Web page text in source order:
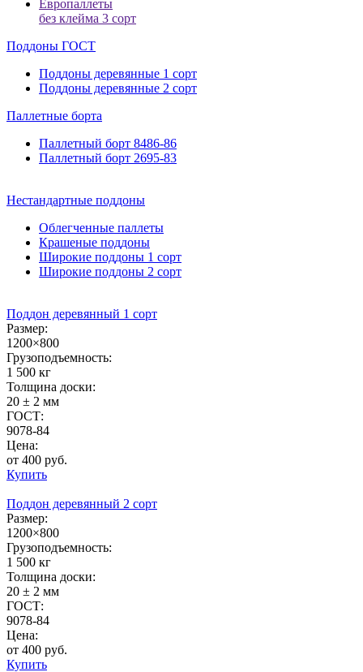
Европаллеты
без клейма 3 сорт
Поддоны ГОСТ
Поддоны деревянные 1 сорт
Поддоны деревянные 2 сорт
Паллетные борта
Паллетный борт 8486-86
Паллетный борт 2695-83
Нестандартные поддоны
Облегченные паллеты
Крашеные поддоны
Широкие поддоны 1 сорт
Широкие поддоны 2 сорт
Поддон деревянный 1 сорт
Размер:
1200×800
Грузоподъемность:
1 500 кг
Толщина доски:
20 ± 2 мм
ГОСТ:
9078-84
Цена:
от 400 руб.
Купить
Поддон деревянный 2 сорт
Размер:
1200×800
Грузоподъемность:
1 500 кг
Толщина доски:
20 ± 2 мм
ГОСТ:
9078-84
Цена:
от 400 руб.
Купить